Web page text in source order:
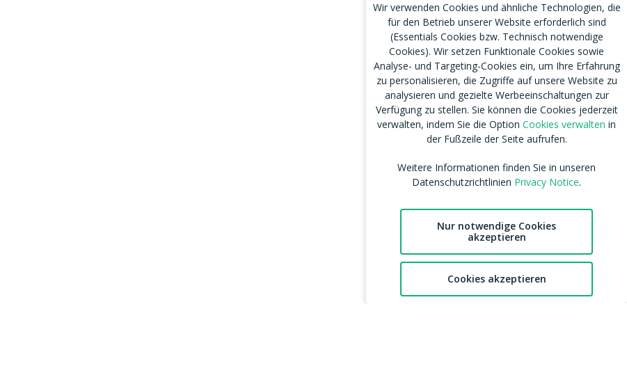
Wir verwenden Cookies und ähnliche Technologien, die
für den Betrieb unserer Website erforderlich sind
(Essentials Cookies bzw. Technisch notwendige
Cookies). Wir setzen Funktionale Cookies sowie
Analyse- und Targeting-Cookies ein, um Ihre Erfahrung
zu personalisieren, die Zugriffe auf unsere Website zu
analysieren und gezielte Werbeeinschaltungen zur
Verfügung zu stellen. Sie können die Cookies jederzeit
verwalten, indem Sie die Option Cookies verwalten in
der Fußzeile der Seite aufrufen.
Weitere Informationen finden Sie in unseren
Datenschutzrichtlinien Privacy Notice.
Nur notwendige Cookies
akzeptieren
Cookies akzeptieren